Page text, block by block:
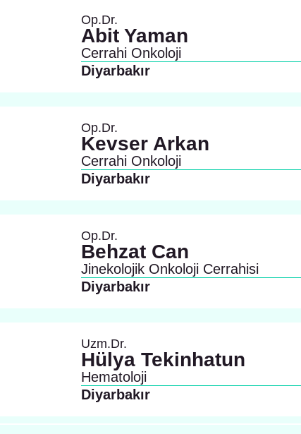
Op.Dr.
Abit Yaman
Cerrahi Onkoloji
Diyarbakır
Op.Dr.
Kevser Arkan
Cerrahi Onkoloji
Diyarbakır
Op.Dr.
Behzat Can
Jinekolojik Onkoloji Cerrahisi
Diyarbakır
Uzm.Dr.
Hülya Tekinhatun
Hematoloji
Diyarbakır